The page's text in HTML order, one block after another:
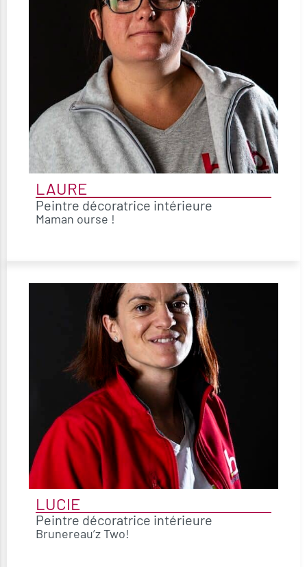
LAURE
Peintre décoratrice intérieure
Maman ourse !
LUCIE
Peintre décoratrice intérieure
Brunereau’z Two!